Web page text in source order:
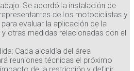
Se acordó la instalación de
de los motociclistas y
evaluar la aplicación de la
otras medidas relacionadas con el
Cada alcaldía del área
reuniones técnicas el próximo